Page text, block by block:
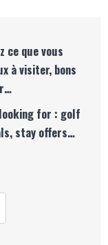
ce que vous
à visiter, bons
for : golf
stay offers…